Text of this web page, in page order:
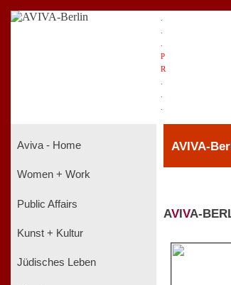
P
R
Aviva - Home
Women + Work
Public Affairs
Kunst + Kultur
Jüdisches Leben
AVIVA-
AV VA-